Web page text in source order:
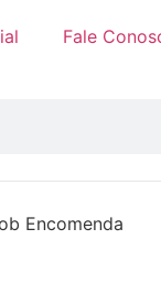
Fale
Encomenda